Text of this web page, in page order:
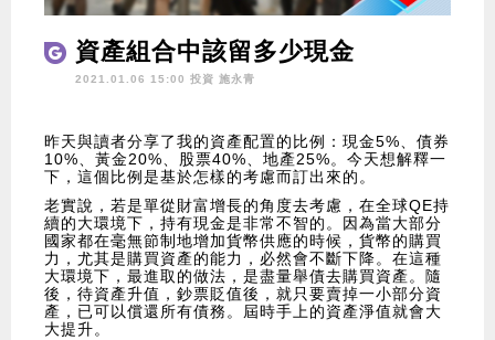
資產組合中該留多少現金
2021.01.06 15:00 投資 施永青
昨天與讀者分享了我的資產配置的比例：現金5%、債券
10%、黃金20%、股票40%、地產25%。今天想解釋一
下，這個比例是基於怎樣的考慮而訂出來的。
老實說，若是單從財富增長的角度去考慮，在全球QE持
續的大環境下，持有現金是非常不智的。因為當大部分
國家都在毫無節制地增加貨幣供應的時候，貨幣的購買
力，尤其是購買資產的能力，必然會不斷下降。在這種
大環境下，最進取的做法，是盡量舉債去購買資產。隨
後，待資產升值，鈔票貶值後，就只要賣掉一小部分資
產，已可以償還所有債務。屆時手上的資產淨值就會大
大提升。